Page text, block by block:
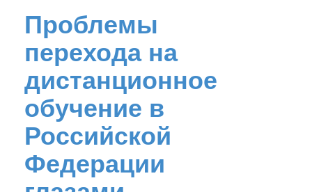
Проблемы
перехода на
дистанционное
обучение в
Российской
Федерации